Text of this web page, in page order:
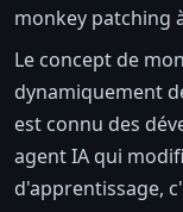
monkey patching
Le concept de
dynamiquement
est connu des
agent IA qui
d'apprentissage,